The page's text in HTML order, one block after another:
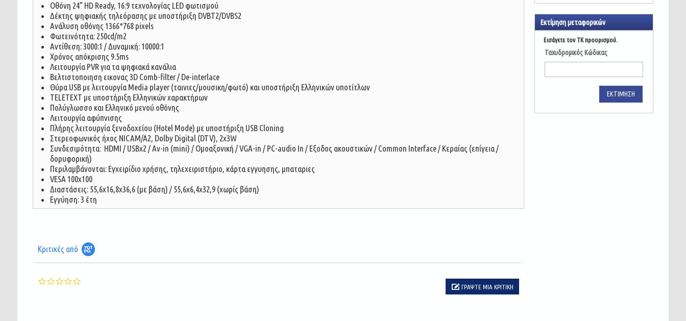
Οθόνη 24" HD Ready, 16:9 τεχνολογίας LED φωτισμού
Δέκτης ψηφιακής τηλεόρασης με υποστήριξη DVBT2/DVBS2
Ανάλυση οθόνης 1366*768 pixels
Φωτεινότητα: 250cd/m2
Αντίθεση: 3000:1 / Δυναμική: 10000:1
Χρόνος απόκρισης 9.5ms
Λειτουργία PVR για τα ψηφιακά κανάλια
Βελτιστοποιηση εικονας 3D Comb-filter / De-interlace
Θύρα USB με λειτουργία Media player (ταινιες/μουσικη/φωτό) και υποστήριξη Ελληνικών υποτίτλων
TELETEXT με υποστήριξη Ελληνικών χαρακτήρων
Πολύγλωσσο και Ελληνικό μενού οθόνης
Λειτουργία αφύπνισης
Πλήρης λειτουργία ξενοδοχείου (Hotel Mode) με υποστήριξη USB Cloning
Στερεοφωνικός ήχος NICAM/A2, Dolby Digital (DTV), 2x3W
Συνδεσιμότητα: HDMI / USBx2 / Av-in (mini) / Ομοαξονική / VGA-in / PC-audio In / Εξοδος ακουστικών / Common Interface / Κεραίας (επίγεια /
δορυφορική)
Περιλαμβάνονται: Εγχειρίδιο χρήσης, τηλεχειριστήριο, κάρτα εγγυησης, μπαταριες
VESA 100x100
Διαστάσεις: 55,6x16,8x36,6 (με βάση) / 55,6x6,4x32,9 (χωρίς βάση)
Εγγύηση: 3 έτη
Κριτικές από
0.0
ΓΡΆΨΤΕ ΜΙΑ ΚΡΙΤΙΚΉ
Εκτίμηση μεταφορικών
Εισάγετε τον ΤΚ προορισμού.
Ταχυδρομικός Κώδικας
ΕΚΤΊΜΗΣΗ